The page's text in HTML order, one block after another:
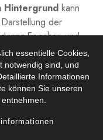
essentielle Cookies,
notwendig sind, und
Informationen
können Sie unseren
⁢Hintergrund kann ​
der
​Epochen und
auf, die im
können.
sowohl eine breite
der ‍Vielseitigkeit
wird eine
bedient.